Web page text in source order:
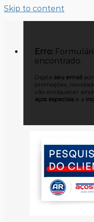
Skip to content
Erro:
encontrado.
Digite seu email
promoções,
vão enriquecer
aços especiais e a